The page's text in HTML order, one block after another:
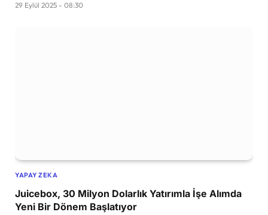
29 Eylül 2025 - 08:30
YAPAY ZEKA
Juicebox, 30 Milyon Dolarlık Yatırımla İşe Alımda
Yeni Bir Dönem Başlatıyor